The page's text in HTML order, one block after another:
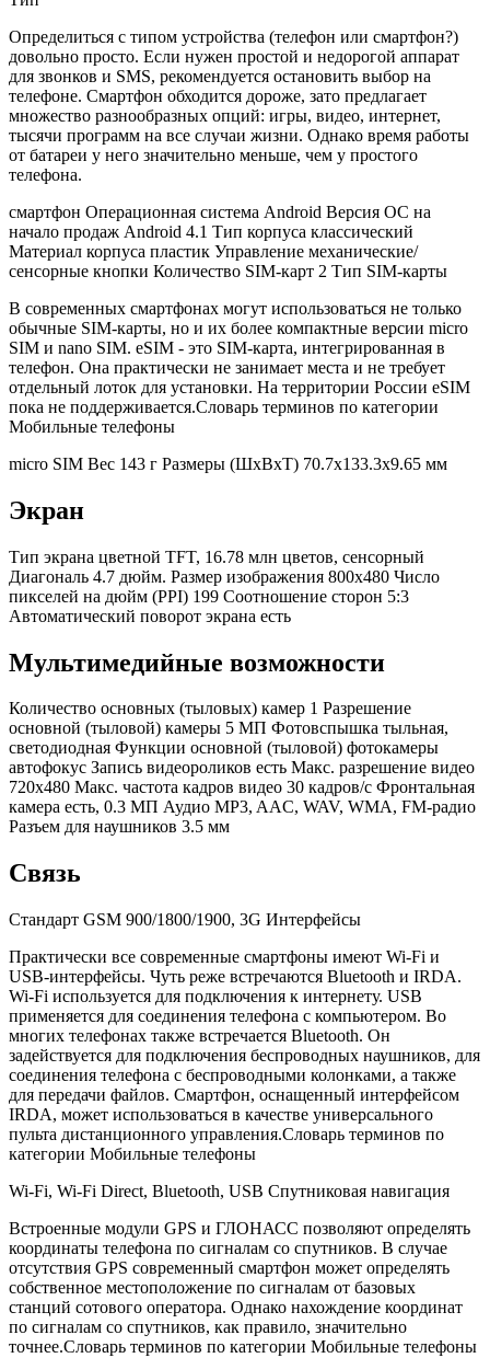
Определиться с типом устройства (телефон или смартфон?)
довольно просто. Если нужен простой и недорогой аппарат
для звонков и SMS, рекомендуется остановить выбор на
телефоне. Смартфон обходится дороже, зато предлагает
множество разнообразных опций: игры, видео, интернет,
тысячи программ на все случаи жизни. Однако время работы
от батареи у него значительно меньше, чем у простого
телефона.
смартфон Операционная система Android Версия ОС на
начало продаж Android 4.1 Тип корпуса классический
Материал корпуса пластик Управление механические/
сенсорные кнопки Количество SIM-карт 2 Тип SIM-карты
В современных смартфонах могут использоваться не только
обычные SIM-карты, но и их более компактные версии micro
SIM и nano SIM. eSIM - это SIM-карта, интегрированная в
телефон. Она практически не занимает места и не требует
отдельный лоток для установки. На территории России eSIM
пока не поддерживается.Словарь терминов по категории
Мобильные телефоны
micro SIM Вес 143 г Размеры (ШxВxТ) 70.7x133.3x9.65 мм
Экран
Тип экрана цветной TFT, 16.78 млн цветов, сенсорный
Диагональ 4.7 дюйм. Размер изображения 800x480 Число
пикселей на дюйм (PPI) 199 Соотношение сторон 5:3
Автоматический поворот экрана есть
Мультимедийные возможности
Количество основных (тыловых) камер 1 Разрешение
основной (тыловой) камеры 5 МП Фотовспышка тыльная,
светодиодная Функции основной (тыловой) фотокамеры
автофокус Запись видеороликов есть Макс. разрешение видео
720x480 Макс. частота кадров видео 30 кадров/с Фронтальная
камера есть, 0.3 МП Аудио MP3, AAC, WAV, WMA, FM-радио
Разъем для наушников 3.5 мм
Связь
Стандарт GSM 900/1800/1900, 3G Интерфейсы
Практически все современные смартфоны имеют Wi-Fi и
USB-интерфейсы. Чуть реже встречаются Bluetooth и IRDA.
Wi-Fi используется для подключения к интернету. USB
применяется для соединения телефона с компьютером. Во
многих телефонах также встречается Bluetooth. Он
задействуется для подключения беспроводных наушников, для
соединения телефона с беспроводными колонками, а также
для передачи файлов. Смартфон, оснащенный интерфейсом
IRDA, может использоваться в качестве универсального
пульта дистанционного управления.Словарь терминов по
категории Мобильные телефоны
Wi-Fi, Wi-Fi Direct, Bluetooth, USB Спутниковая навигация
Встроенные модули GPS и ГЛОНАСС позволяют определять
координаты телефона по сигналам со спутников. В случае
отсутствия GPS современный смартфон может определять
собственное местоположение по сигналам от базовых
станций сотового оператора. Однако нахождение координат
по сигналам со спутников, как правило, значительно
точнее.Словарь терминов по категории Мобильные телефоны